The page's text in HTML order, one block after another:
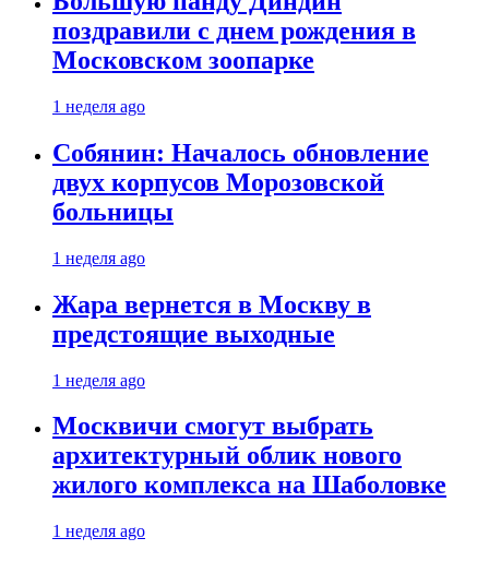
поздравили с днем рождения в
Московском зоопарке
1 неделя ago
Собянин: Началось обновление
двух корпусов Морозовской
больницы
1 неделя ago
Жара вернется в Москву в
предстоящие выходные
1 неделя ago
Москвичи смогут выбрать
архитектурный облик нового
жилого комплекса на Шаболовке
1 неделя ago